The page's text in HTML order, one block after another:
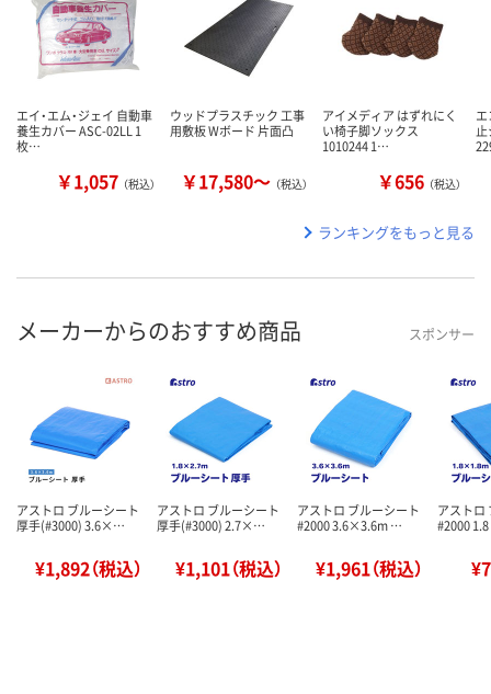
エイ・エム・ジェイ 自動車
養生カバー ASC-02LL 1
枚…
￥1,057 （税込）
ウッドプラスチック 工事
用敷板 Wボード 片面凸
￥17,580～ （税込）
アイメディア はずれにく
い椅子脚ソックス
1010244 1…
￥656 （税込）
ランキングをもっと見る
メーカーからのおすすめ商品 スポンサー
アストロ ブルーシート
厚手(#3000) 3.6×…
¥1,892（税込）
アストロ ブルーシート
厚手(#3000) 2.7×…
¥1,101（税込）
アストロ ブルーシート
#2000 3.6×3.6m …
¥1,961（税込）
アストロ
#2000